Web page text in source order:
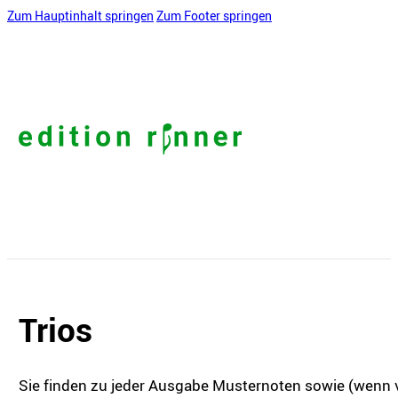
Zum Hauptinhalt springen Zum Footer springen
Trios
Sie finden zu jeder Ausgabe Musternoten sowie